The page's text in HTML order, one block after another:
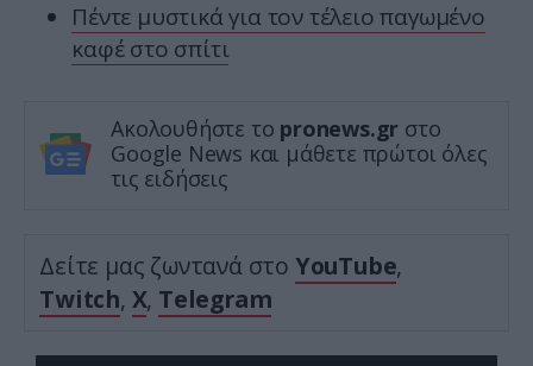
Πέντε μυστικά για τον τέλειο παγωμένο
καφέ στο σπίτι
Ακολουθήστε το pronews.gr στο
Google News και μάθετε πρώτοι όλες
τις ειδήσεις
Δείτε μας ζωντανά στο YouTube,
Twitch, X, Telegram